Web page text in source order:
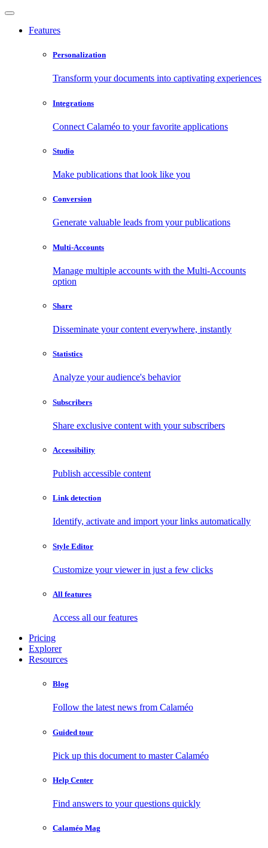
Features
Personalization
Transform your documents into captivating experiences
Integrations
Connect Calaméo to your favorite applications
Studio
Make publications that look like you
Conversion
Generate valuable leads from your publications
Multi-Accounts
Manage multiple accounts with the Multi-Accounts
option
Share
Disseminate your content everywhere, instantly
Statistics
Analyze your audience's behavior
Subscribers
Share exclusive content with your subscribers
Accessibility
Publish accessible content
Link detection
Identify, activate and import your links automatically
Style Editor
Customize your viewer in just a few clicks
All features
Access all our features
Pricing
Explorer
Resources
Blog
Follow the latest news from Calaméo
Guided tour
Pick up this document to master Calaméo
Help Center
Find answers to your questions quickly
Calaméo Mag